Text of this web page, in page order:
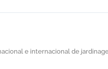
e internacional de